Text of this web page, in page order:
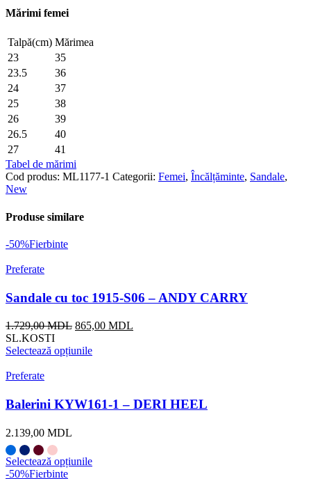
DERI
Mărimi femei
Talpă(cm) Mărimea
23
35
23.5
36
24
37
25
38
26
39
26.5
40
27
41
Tabel de mărimi
Cod produs: ML1177-1 Categorii: Femei, Încălțăminte, Sandale,
New
Produse similare
-50%Fierbinte
Preferate
Sandale cu toc 1915-S06 – ANDY CARRY
1.729,00MDL Prețul
a
865,00 MDL
SL.KOSTI
Selectează opțiunile
Preferate
Balerini KYW161-1 – DERI HEEL
2.139,00 MDL
Selectează opțiunile
-50%Fierbinte